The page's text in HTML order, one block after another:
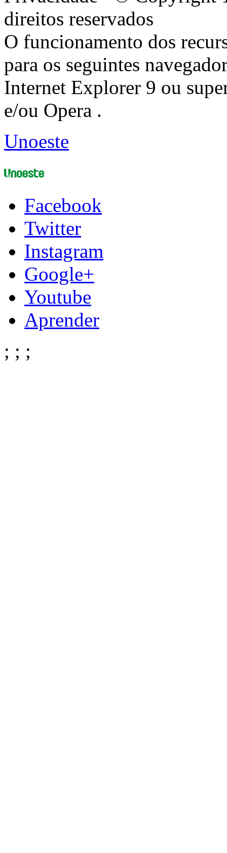
direitos reservados
O funcionamento dos
para os seguintes
Internet Explorer 9 ou
e/ou Opera .
Unoeste
Facebook
Twitter
Instagram
Google+
Youtube
Aprender
; ; ;